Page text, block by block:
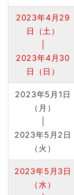
2023年4月29
日（土）
2023年4月30
日（日）
2023年5月1日
（月）
2023年5月2日
（火）
2023年5月3日
（水）